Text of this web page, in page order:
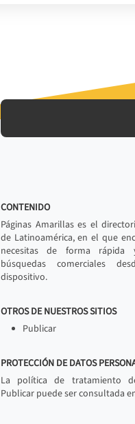
CONTENIDO
Páginas Amarillas es el
de Latinoamérica, en el que
necesitas de forma rápida
búsquedas comerciales
dispositivo.
OTROS DE NUESTROS SITIOS
Publicar
PROTECCIÓN DE DATOS
La política de tratamiento
Publicar puede ser consultada